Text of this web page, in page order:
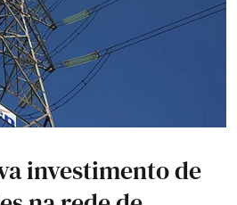
investimento de